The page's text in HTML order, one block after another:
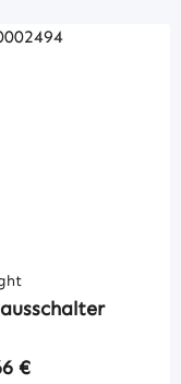
Preis:
€